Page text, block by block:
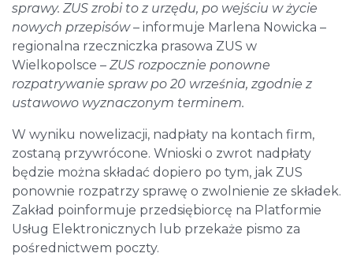
sprawy. ZUS zrobi to z urzędu, po wejściu w życie
nowych przepisów– informuje Marlena Nowicka –
regionalna rzeczniczka prasowa ZUS w
Wielkopolsce – ZUS rozpocznie ponowne
rozpatrywanie spraw po 20 września, zgodnie z
ustawowo wyznaczonym terminem.
W wyniku nowelizacji, nadpłaty na kontach firm,
zostaną przywrócone. Wnioski o zwrot nadpłaty
będzie można składać dopiero po tym, jak ZUS
ponownie rozpatrzy sprawę o zwolnienie ze składek.
Zakład poinformuje przedsiębiorcę na Platformie
Usług Elektronicznych lub przekaże pismo za
pośrednictwem poczty.